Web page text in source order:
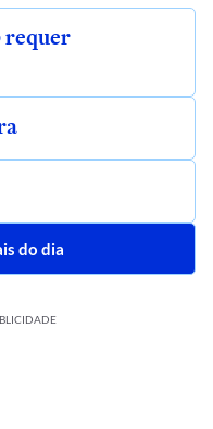
requer
do dia